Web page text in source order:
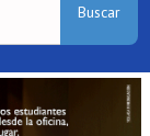
Buscar